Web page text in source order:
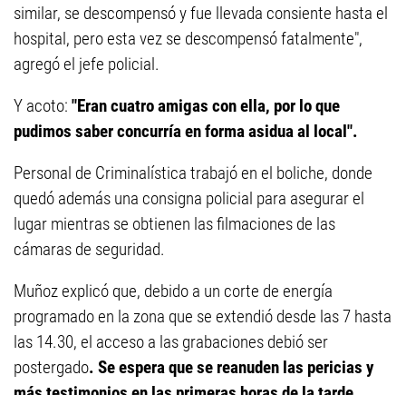
similar, se descompensó y fue llevada consiente hasta el
hospital, pero esta vez se descompensó fatalmente",
agregó el jefe policial.
Y acoto: "Eran cuatro amigas con ella, por lo que
pudimos saber concurría en forma asidua al local".
Personal de Criminalística trabajó en el boliche, donde
quedó además una consigna policial para asegurar el
lugar mientras se obtienen las filmaciones de las
cámaras de seguridad.
Muñoz explicó que, debido a un corte de energía
programado en la zona que se extendió desde las 7 hasta
las 14.30, el acceso a las grabaciones debió ser
postergado. Se espera que se reanuden las pericias y